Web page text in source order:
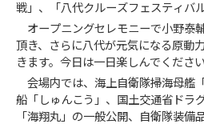
戦」、「八代クルーズフェスティバ
オープニングセレモニーで小野泰
頂き、さらに八代が元気になる原動
きます。今日は一日楽しんでくださ
会場内では、海上自衛隊掃海母艦
船「しゅんこう」、国土交通省ドラ
「海翔丸」の一般公開、自衛隊装備